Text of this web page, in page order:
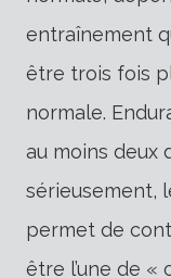
entraînement
être trois fois
normale.
au moins deux
sérieusement,
permet de
être l’une de «